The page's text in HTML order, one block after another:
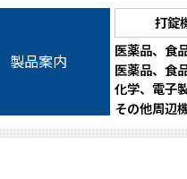
製品案内
打錠
医薬品、食
医薬品、食
化学、電子
その他周辺